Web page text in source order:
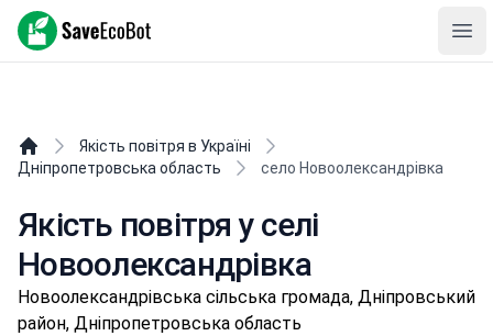
SaveEcoBot
Якість повітря в Україні
Дніпропетровська область
село Новоолександрівка
Якість повітря у селі
Новоолександрівка
Нoвooлeксaндpівськa сільська громада, Дніпровський
район, Дніпропетровська область